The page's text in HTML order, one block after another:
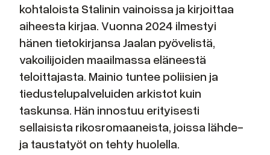
kohtaloista Stalinin vainoissa ja kirjoittaa
aiheesta kirjaa. Vuonna 2024 ilmestyi
hänen tietokirjansa Jaalan pyövelistä,
vakoilijoiden maailmassa eläneestä
teloittajasta. Mainio tuntee poliisien ja
tiedustelupalveluiden arkistot kuin
taskunsa. Hän innostuu erityisesti
sellaisista rikosromaaneista, joissa lähde-
ja taustatyöt on tehty huolella.